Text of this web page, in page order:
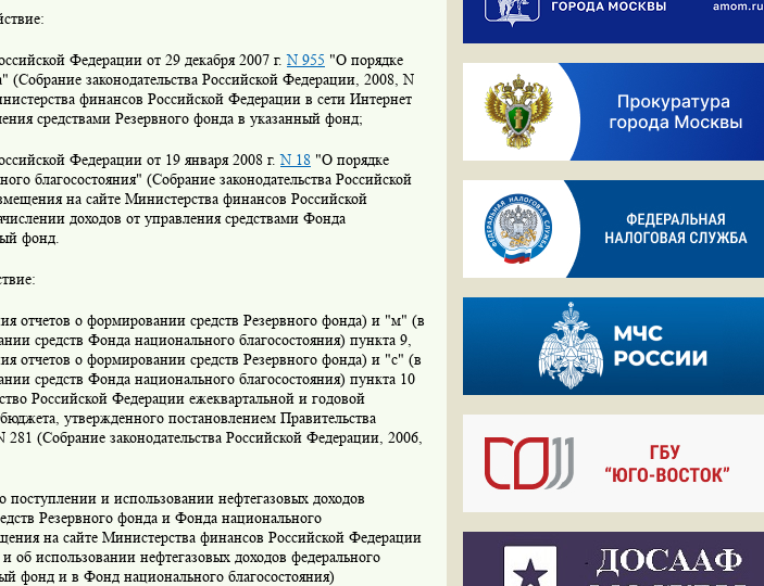
Федерации от 29 декабря 2007 г.N 955 "О порядке
(Собрание законодательства Российской Федерации, 2008, N
финансов Российской Федерации в сети Интернет
средствами Резервного фонда в указанный фонд;
Федерации от 19 января 2008 г.N 18 "О порядке
благосостояния" (Собрание законодательства Российской
на сайте Министерства финансов Российской
доходов от управления средствами Фонда
фонд.
отчетов о формировании средств Резервного фонда) и "м" (в
средств Фонда национального благосостояния) пункта 9,
отчетов о формировании средств Резервного фонда) и "с" (в
средств Фонда национального благосостояния) пункта 10
Российской Федерации ежеквартальной и годовой
утвержденного постановлением Правительства
(Собрание законодательства Российской Федерации, 2006,
поступлении и использовании нефтегазовых доходов
Резервного фонда и Фонда национального
на сайте Министерства финансов Российской Федерации
об использовании нефтегазовых доходов федерального
фонд и в Фонд национального благосостояния)